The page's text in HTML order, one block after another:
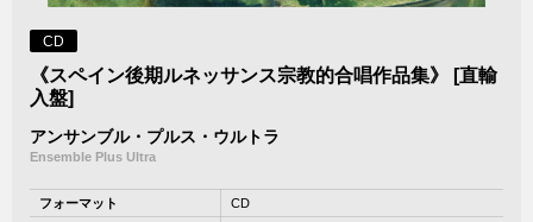
CD
《スペイン後期ルネッサンス宗教的合唱作品集》 [直輸
入盤]
アンサンブル・プルス・ウルトラ
Ensemble Plus Ultra
フォーマット
CD